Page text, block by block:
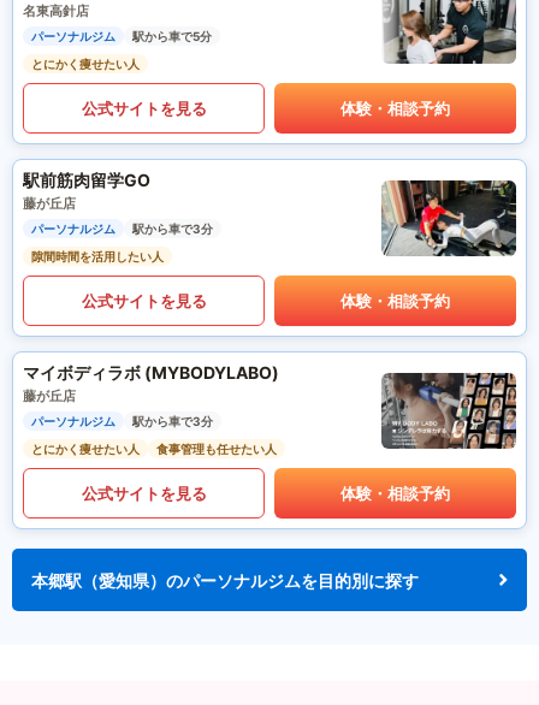
名東高針店
パーソナルジム
駅から車で5分
とにかく痩せたい人
公式サイトを見る 体験・相談予約
駅前筋肉留学GO
藤が丘店
パーソナルジム
駅から車で3分
隙間時間を活用したい人
公式サイトを見る 体験・相談予約
マイボディラボ (MYBODYLABO)
藤が丘店
パーソナルジム
駅から車で3分
とにかく痩せたい人
食事管理も任せたい人
公式サイトを見る 体験・相談予約
本郷駅（愛知県）のパーソナルジムを目的別に探す